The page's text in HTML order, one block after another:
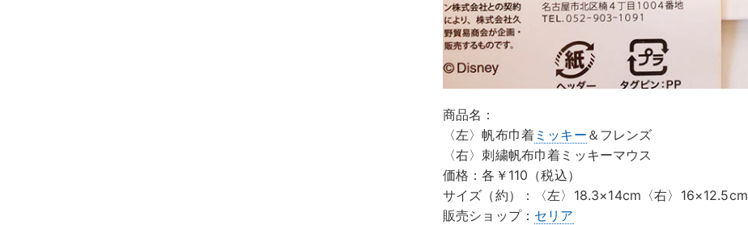
商品名：
〈左〉帆布巾着 ミッキー ＆フレンズ
〈右〉刺繍帆布巾着ミッキーマウス
価格：各￥110（税込）
サイズ（約）：〈左〉18.3×14cm〈右〉16×12.5cm
販売ショップ： セリア